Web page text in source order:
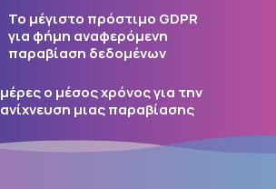
Το μέγιστο πρόστιμο GDPR
για φήμη αναφερόμενη
παραβίαση δεδομένων
μέρες ο μέσος χρόνος για την
ανίχνευση μιας παραβίασης